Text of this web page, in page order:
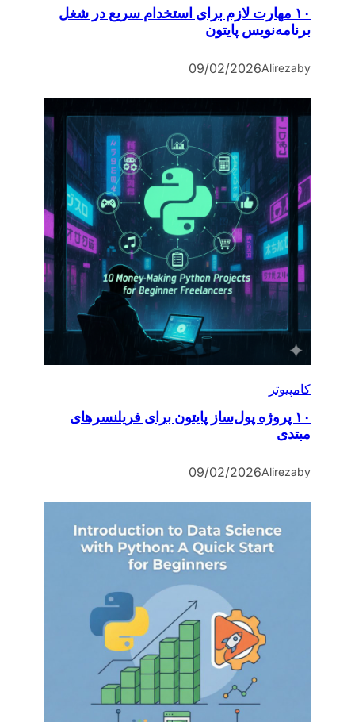
۱۰ مهارت لازم برای استخدام سریع در شغل
برنامه‌نویس پایتون
by
Alireza
09/02/2026
کامپیوتر
۱۰ پروژه پول‌ساز پایتون برای فریلنسرهای
مبتدی
by
Alireza
09/02/2026